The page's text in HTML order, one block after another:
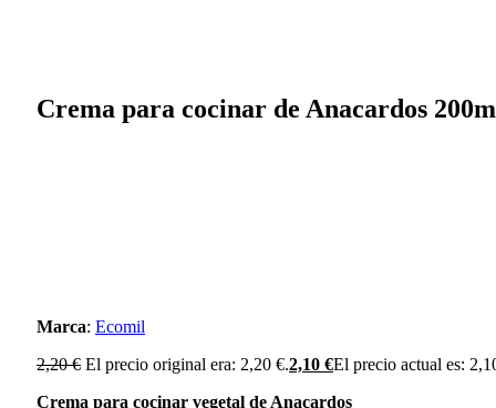
Crema para cocinar de Anacardos
Marca: Ecomil
2,20€ El precio original era: 2,20 €.2,10 €El precio actual es:
Crema para cocinar vegetal de Anacardos